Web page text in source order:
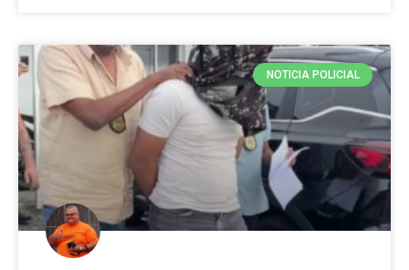
NOTICIA POLICIAL